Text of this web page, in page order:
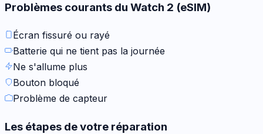
Problèmes courants du Watch 2 (eSIM)
Écran fissuré ou rayé
Batterie qui ne tient pas la journée
Ne s'allume plus
Bouton bloqué
Problème de capteur
Les étapes de votre réparation